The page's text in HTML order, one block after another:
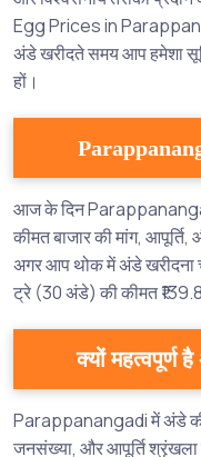
Egg Prices in
अंडे खरीदते समय आप हमेशा
हों।
आज के दिन
कीमत बाजार की मांग,
अगर आप थोक में अंडे खरीदना
ट्रे (30 अंडे) की कीमत
क्यों महत्वपूर्ण
Parappanangadi में अंडे की
जनसंख्या, और आपूर्ति श्रृंखला